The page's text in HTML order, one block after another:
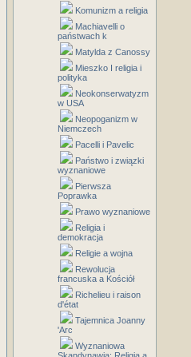
Komunizm a religia
Machiavelli o
państwach k
Matylda z Canossy
Mieszko I religia i
polityka
Neokonserwatyzm
w USA
Neopoganizm w
Niemczech
Pacelli i Pavelic
Państwo i związki
wyznaniowe
Pierwsza
Poprawka
Prawo wyznaniowe
Religia i
demokracja
Religie a wojna
Rewolucja
francuska a Kościół
Richelieu i raison
d'état
Tajemnica Joanny
'Arc
Wyznaniowa